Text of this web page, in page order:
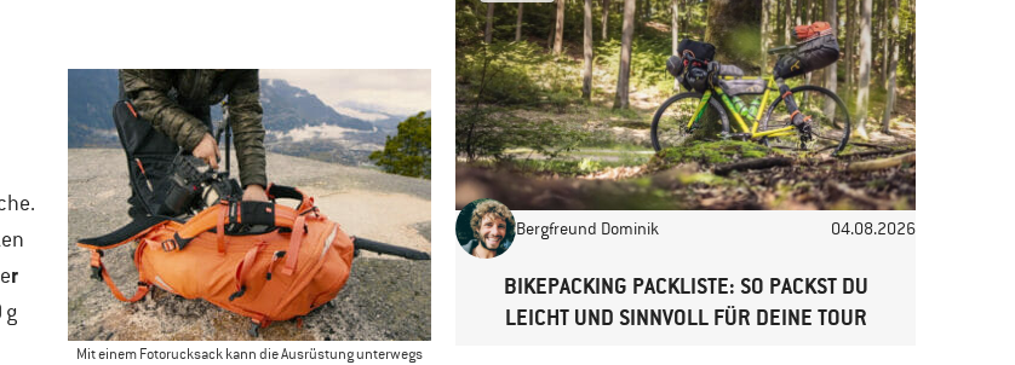
Mit einem Fotorucksack kann die Ausrüstung unterwegs
r
g
Bergfreund Dominik 04.08.2026
BIKEPACKING PACKLISTE: SO PACKST DU
LEICHT UND SINNVOLL FÜR DEINE TOUR